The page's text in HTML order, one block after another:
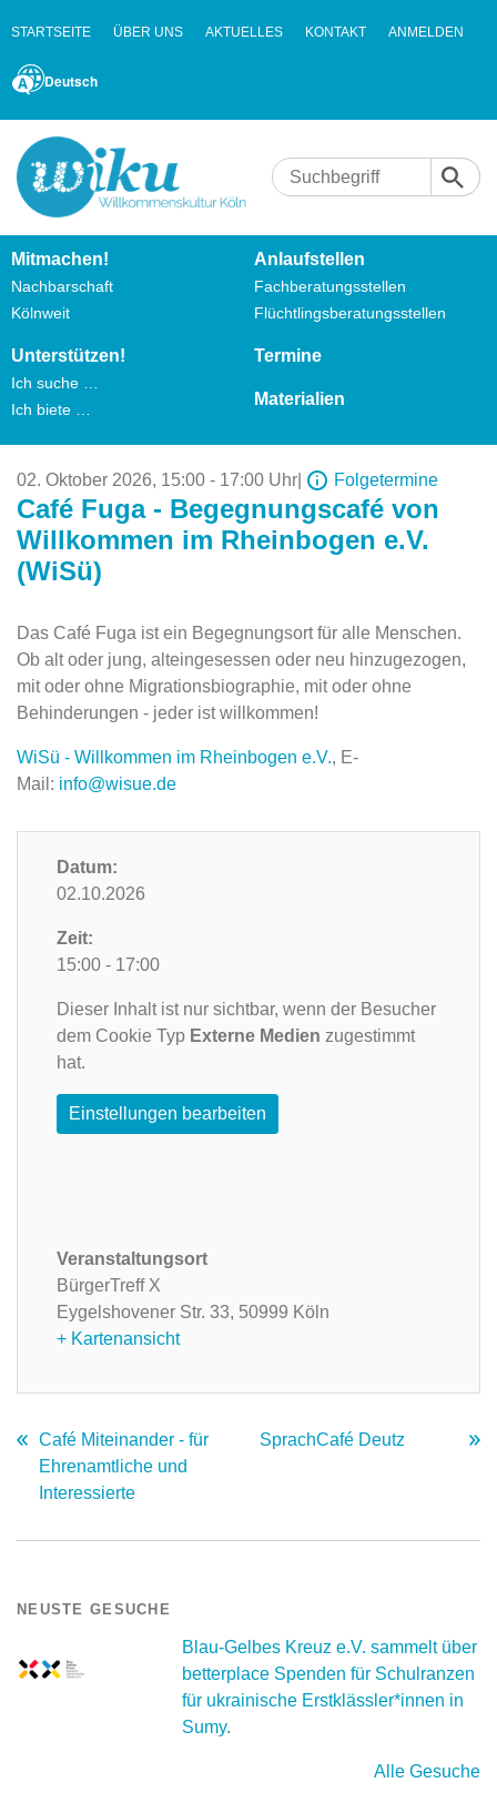
STARTSEITE ÜBER UNS AKTUELLES KONTAKT ANMELDEN
Deutsch
Mitmachen!
Nachbarschaft
Kölnweit
Anlaufstellen
Fachberatungsstellen
Flüchtlingsberatungsstellen
Unterstützen!
Ich suche …
Ich biete …
Termine
Materialien
02. Oktober 2026, 15:00 - 17:00 Uhr Folgetermine
Café Fuga - Begegnungscafé von
Willkommen im Rheinbogen e.V.
(WiSü)
Das Café Fuga ist ein Begegnungsort für alle Menschen.
Ob alt oder jung, alteingesessen oder neu hinzugezogen,
mit oder ohne Migrationsbiographie, mit oder ohne
Behinderungen - jeder ist willkommen!
WiSü - Willkommen im Rheinbogen e.V., E-
Mail: info@wisue.de
Datum:
02.10.2026
Zeit:
15:00 - 17:00
Dieser Inhalt ist nur sichtbar, wenn der Besucher
dem Cookie Typ Externe Medien zugestimmt
hat.
Einstellungen bearbeiten
Veranstaltungsort
BürgerTreff X
Eygelshovener Str. 33, 50999 Köln
+ Kartenansicht
Café Miteinander - für
Ehrenamtliche und
Interessierte
SprachCafé Deutz
NEUSTE GESUCHE
Blau-Gelbes Kreuz e.V. sammelt über
betterplace Spenden für Schulranzen
für ukrainische Erstklässler*innen in
Sumy.
Alle Gesuche